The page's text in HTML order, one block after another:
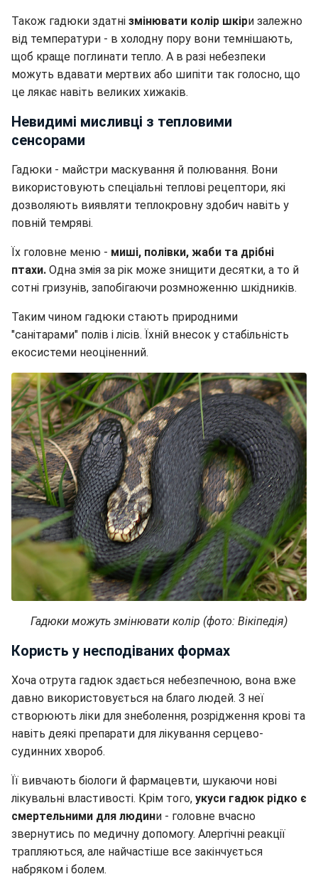
Також гадюки здатні змінювати колір шкіри залежно
від температури - в холодну пору вони темнішають,
щоб краще поглинати тепло. А в разі небезпеки
можуть вдавати мертвих або шипіти так голосно, що
це лякає навіть великих хижаків.
Невидимі мисливці з тепловими
сенсорами
Гадюки - майстри маскування й полювання. Вони
використовують спеціальні теплові рецептори, які
дозволяють виявляти теплокровну здобич навіть у
повній темряві.
Їх головне меню - миші, полівки, жаби та дрібні
птахи. Одна змія за рік може знищити десятки, а то й
сотні гризунів, запобігаючи розмноженню шкідників.
Таким чином гадюки стають природними
"санітарами" полів і лісів. Їхній внесок у стабільність
екосистеми неоціненний.
Гадюки можуть змінювати колір (фото: Вікіпедія)
Користь у несподіваних формах
Хоча отрута гадюк здається небезпечною, вона вже
давно використовується на благо людей. З неї
створюють ліки для знеболення, розрідження крові та
навіть деякі препарати для лікування серцево-
судинних хвороб.
Її вивчають біологи й фармацевти, шукаючи нові
лікувальні властивості. Крім того, укуси гадюк рідко є
смертельними для людини - головне вчасно
звернутись по медичну допомогу. Алергічні реакції
трапляються, але найчастіше все закінчується
набряком і болем.